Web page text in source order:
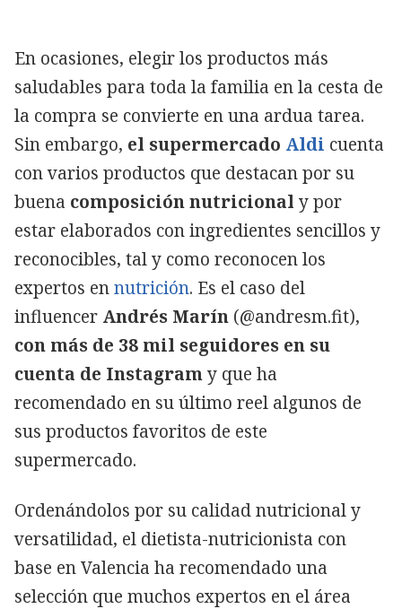
En ocasiones, elegir los productos más
saludables para toda la familia en la cesta de
la compra se convierte en una ardua tarea.
Sin embargo, el supermercado Aldi cuenta
con varios productos que destacan por su
buena composición nutricional y por
estar elaborados con ingredientes sencillos y
reconocibles, tal y como reconocen los
expertos ennutrición. Es el caso del
influencer Andrés Marín (@andresm.fit),
con más de 38 mil seguidores en su
cuenta de Instagramy que ha
recomendado en su último reel algunos de
sus productos favoritos de este
supermercado.
Ordenándolos por su calidad nutricional y
versatilidad, el dietista-nutricionista con
base en Valencia ha recomendado una
selección que muchos expertos en el área